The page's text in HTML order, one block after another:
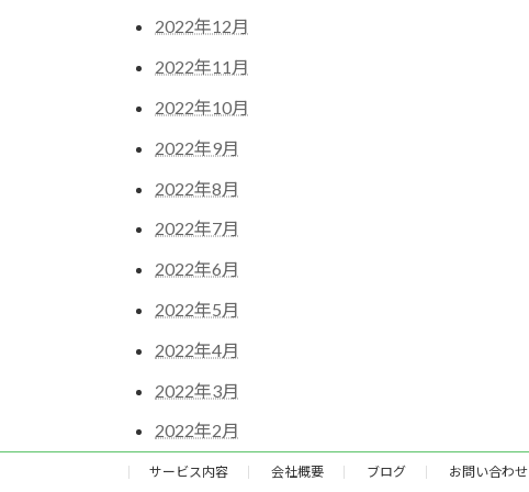
2022年12月
2022年11月
2022年10月
2022年9月
2022年8月
2022年7月
2022年6月
2022年5月
2022年4月
2022年3月
2022年2月
サービス内容 会社概要 ブログ お問い合わせ